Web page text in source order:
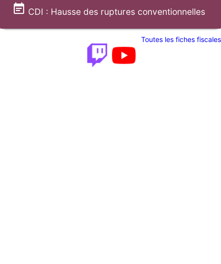
CDI : Hausse des ruptures conventionnelles
Toutes les fiches fiscales